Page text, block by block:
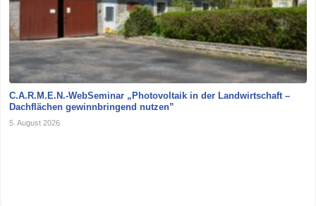
C.A.R.M.E.N.-WebSeminar „Photovoltaik in der Landwirtschaft –
Dachflächen gewinnbringend nutzen”
5. August 2026